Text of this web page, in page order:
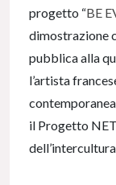
progetto “BE
dimostrazione
pubblica alla
l’artista
il Progetto
dell’intercultura.